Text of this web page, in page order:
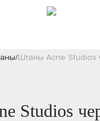
/Штаны Acne Studios
Studios